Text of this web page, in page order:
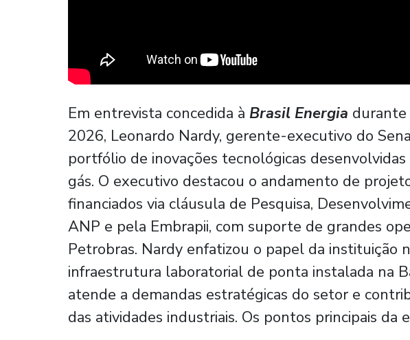
Em entrevista concedida à Brasil Energia durante
2026, Leonardo Nardy, gerente-executivo do
portfólio de inovações tecnológicas
gás. O executivo destacou o andamento de
financiados via cláusula de Pesquisa,
ANP e pela Embrapii, com suporte de grandes
Petrobras. Nardy enfatizou o papel da instituição
infraestrutura laboratorial de ponta instalada na
atende a demandas estratégicas do setor e
das atividades industriais. Os pontos principais da